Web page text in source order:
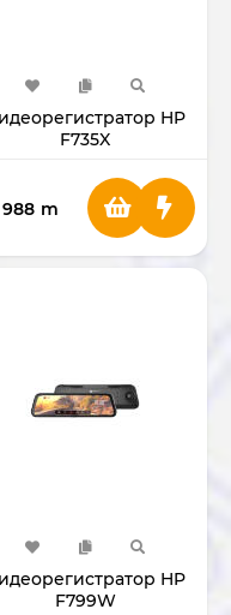
HP
F735X
988 m
HP
F799W